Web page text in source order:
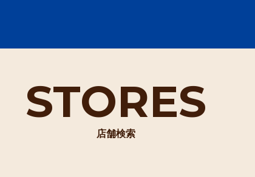
STORES
店舗検索